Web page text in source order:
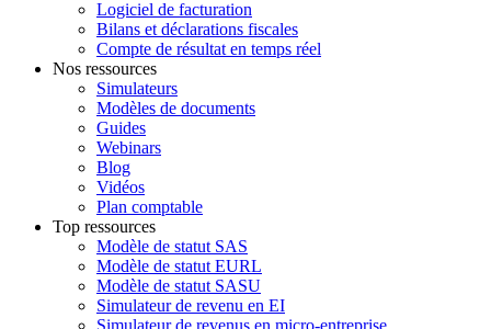
Logiciel de facturation
Bilans et déclarations fiscales
Compte de résultat en temps réel
Nos ressources
Simulateurs
Modèles de documents
Guides
Webinars
Blog
Vidéos
Plan comptable
Top ressources
Modèle de statut SAS
Modèle de statut EURL
Modèle de statut SASU
Simulateur de revenu en EI
Simulateur de revenus en micro-entreprise